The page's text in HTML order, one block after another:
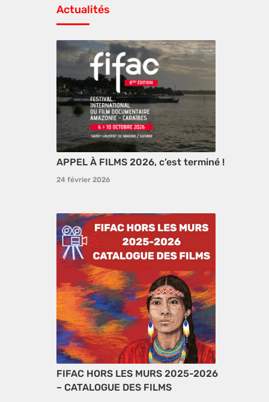
Actualités
APPEL À FILMS 2026, c’est terminé !
24 février 2026
FIFAC HORS LES MURS 2025-2026
– CATALOGUE DES FILMS